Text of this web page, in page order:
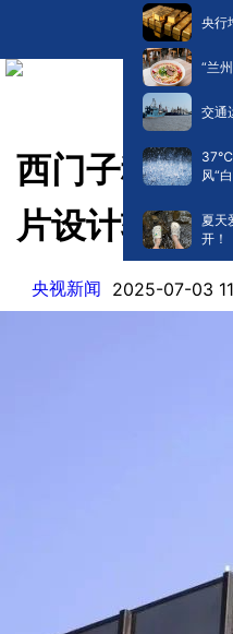
央行
“兰
交通
​37℃
风“
夏天
开！
西门子称美国
片设计软件
央视新闻 2025-07-03